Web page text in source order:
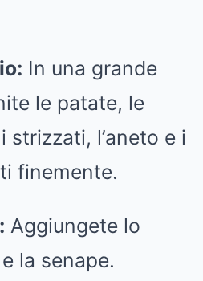
In una grande
le patate, le
strizzati, l’aneto e i
finemente.
Aggiungete lo
la senape.